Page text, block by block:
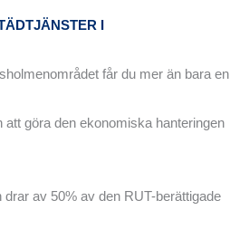
I
får du mer än bara en
göra den ekonomiska hanteringen
av 50% av den RUT-berättigade